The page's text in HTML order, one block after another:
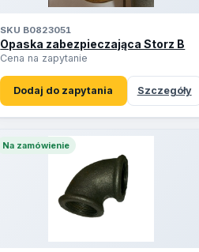
SKU B0823051
Opaska zabezpieczająca Storz B
Cena na zapytanie
Dodaj do zapytania Szczegóły
Na zamówienie